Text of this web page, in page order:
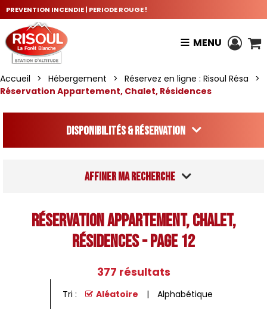
PREVENTION INCENDIE | PERIODE ROUGE !
MENU
Accueil > Hébergement > Réservez en ligne : Risoul Résa
>
Réservation Appartement, Chalet, Résidences
Disponibilités & Réservation
Affiner ma recherche
Réservation Appartement, Chalet,
Résidences - Page 12
377 résultats
Tri : Aléatoire Alphabétique